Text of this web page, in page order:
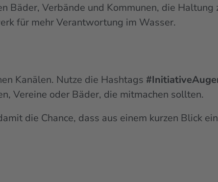
Bäder, Verbände und Kommunen, die Haltung
für mehr Verantwortung im Wasser.
Kanälen. Nutze die Hashtags
Vereine oder Bäder, die mitmachen sollten.
die Chance, dass aus einem kurzen Blick